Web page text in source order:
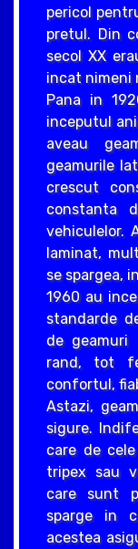
pericol
pretul. Din
secol XX
incat nimeni
Pana in
inceputul
aveau
geamurile
crescut
constanta
vehiculelor.
laminat,
se spargea,
1960 au
standarde
de
rand, tot
confortul,
Astazi,
sigure.
care de
tripex sau
care sunt
sparge in
acestea